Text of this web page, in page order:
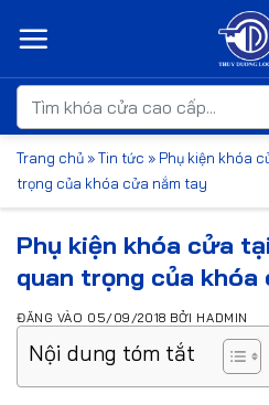
qua
dungTìm
kiếm:
Trang chủ »Tin tức » Phụ kiện khóa
trọng của khóa cửa nắm tay
Phụ kiện khóa cửa
quan trọng của khóa
ĐĂNG VÀO 05/09/2018 BỞI HADMIN
Nội dung tóm tắt